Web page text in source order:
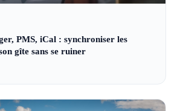
PMS, iCal : synchroniser les
gîte sans se ruiner